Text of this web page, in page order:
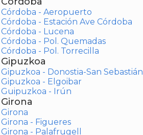
Córdoba - Aeropuerto
Córdoba - Estación Ave Córdoba
Córdoba - Lucena
Córdoba - Pol. Quemadas
Córdoba - Pol. Torrecilla
Gipuzkoa
Gipuzkoa - Donostia-San Sebastián
Gipuzkoa - Elgoibar
Guipuzkoa - Irún
Girona
Girona
Girona - Figueres
Girona - Palafrugell